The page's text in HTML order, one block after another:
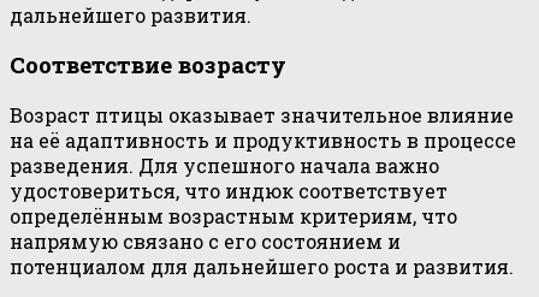
дальнейшего развития.
Соответствие возрасту
Возраст птицы оказывает значительное влияние
на её адаптивность и продуктивность в процессе
разведения. Для успешного начала важно
удостовериться, что индюк соответствует
определённым возрастным критериям, что
напрямую связано с его состоянием и
потенциалом для дальнейшего роста и развития.